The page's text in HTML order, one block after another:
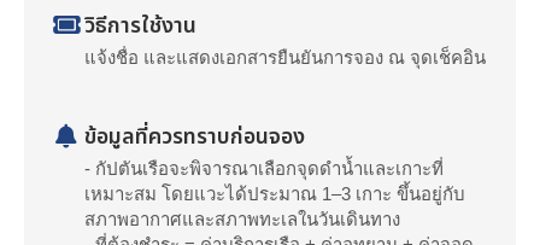
วิธีการใช้งาน
แจ้งชื่อ และแสดงเอกสารยืนยันการจอง ณ จุดเช็คอิน
ข้อมูลที่ควรทราบก่อนจอง
- กัปตันเรือจะพิจารณาเลือกจุดดำน้ำและเกาะที่
เหมาะสม โดยแวะได้ประมาณ 1–3 เกาะ ขึ้นอยู่กับ
สภาพอากาศและสภาพทะเลในวันเดินทาง